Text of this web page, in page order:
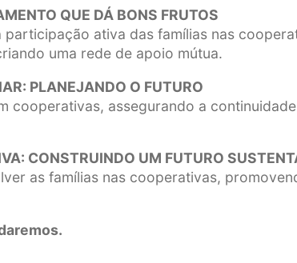
QUE DÁ BONS FRUTOS
ativa das famílias nas
uma rede de apoio mútua.
PLANEJANDO O FUTURO
cooperativas, assegurando a
CONSTRUINDO UM FUTURO
as famílias nas cooperativas,